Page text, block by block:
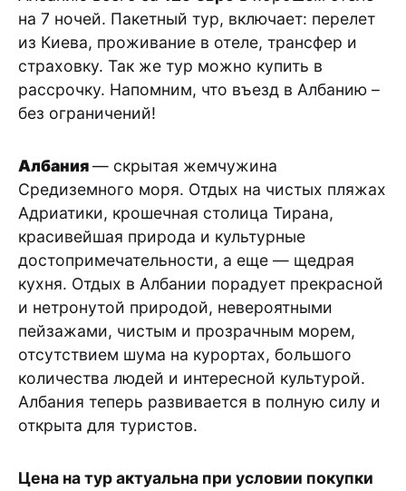
на 7 ночей. Пакетный тур, включает: перелет
из Киева, проживание в отеле, трансфер и
страховку. Так же тур можно купить в
рассрочку. Напомним, что въезд в Албанию –
без ограничений!
Албания— скрытая жемчужина
Средиземного моря. Отдых на чистых пляжах
Адриатики, крошечная столица Тирана,
красивейшая природа и культурные
достопримечательности, а еще — щедрая
кухня. Отдых в Албании порадует прекрасной
и нетронутой природой, невероятными
пейзажами, чистым и прозрачным морем,
отсутствием шума на курортах, большого
количества людей и интересной культурой.
Албания теперь развивается в полную силу и
открыта для туристов.
Цена на тур актуальна при условии покупки